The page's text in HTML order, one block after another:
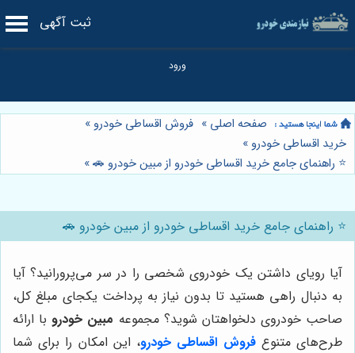
ثبت آگهی
صفحه اصلی » فروش اقساطی خودرو »
خرید اقساطی خودرو »
⭐️ راهنمای جامع خرید اقساطی خودرو از مبین خودرو 🚗»
⭐️ راهنمای جامع خرید اقساطی خودرو از مبین خودرو 🚗
آیا رویای داشتن یک خودروی شخصی را در سر می‌پرورانید؟ آیا
به دنبال راهی هستید تا بدون نیاز به پرداخت یکجای مبلغ کل،
صاحب خودروی دلخواهتان شوید؟ مجموعه مبین خودروبا ارائه
طرح‌های متنوعفروش اقساطی خودرو، این امکان را برای شما